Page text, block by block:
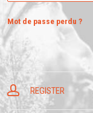
Mot de passe perdu ?
REGISTER